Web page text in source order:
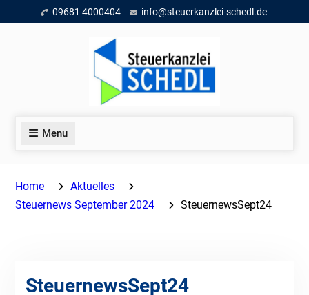
to
09681 4000404 info@steuerkanzlei-schedl.de
Menu
Home
Aktuelles
Steuernews September 2024
SteuernewsSept24
SteuernewsSept24